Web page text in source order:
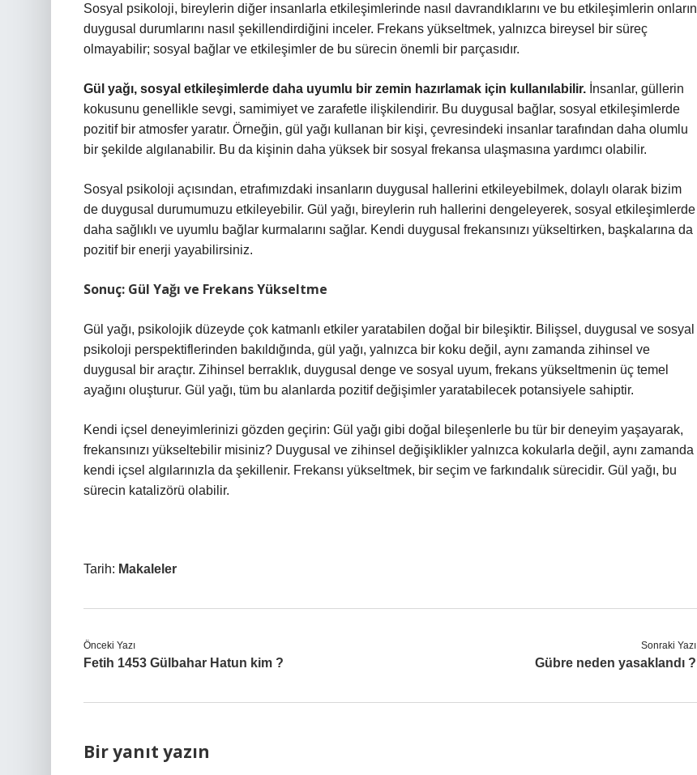
Sosyal psikoloji, bireylerin diğer insanlarla etkileşimlerinde nasıl davrandıklarını ve bu etkileşimlerin onların
duygusal durumlarını nasıl şekillendirdiğini inceler. Frekans yükseltmek, yalnızca bireysel bir süreç
olmayabilir; sosyal bağlar ve etkileşimler de bu sürecin önemli bir parçasıdır.
Gül yağı, sosyal etkileşimlerde daha uyumlu bir zemin hazırlamak için kullanılabilir. İnsanlar, güllerin
kokusunu genellikle sevgi, samimiyet ve zarafetle ilişkilendirir. Bu duygusal bağlar, sosyal etkileşimlerde
pozitif bir atmosfer yaratır. Örneğin, gül yağı kullanan bir kişi, çevresindeki insanlar tarafından daha olumlu
bir şekilde algılanabilir. Bu da kişinin daha yüksek bir sosyal frekansa ulaşmasına yardımcı olabilir.
Sosyal psikoloji açısından, etrafımızdaki insanların duygusal hallerini etkileyebilmek, dolaylı olarak bizim
de duygusal durumumuzu etkileyebilir. Gül yağı, bireylerin ruh hallerini dengeleyerek, sosyal etkileşimlerde
daha sağlıklı ve uyumlu bağlar kurmalarını sağlar. Kendi duygusal frekansınızı yükseltirken, başkalarına da
pozitif bir enerji yayabilirsiniz.
Sonuç: Gül Yağı ve Frekans Yükseltme
Gül yağı, psikolojik düzeyde çok katmanlı etkiler yaratabilen doğal bir bileşiktir. Bilişsel, duygusal ve sosyal
psikoloji perspektiflerinden bakıldığında, gül yağı, yalnızca bir koku değil, aynı zamanda zihinsel ve
duygusal bir araçtır. Zihinsel berraklık, duygusal denge ve sosyal uyum, frekans yükseltmenin üç temel
ayağını oluşturur. Gül yağı, tüm bu alanlarda pozitif değişimler yaratabilecek potansiyele sahiptir.
Kendi içsel deneyimlerinizi gözden geçirin: Gül yağı gibi doğal bileşenlerle bu tür bir deneyim yaşayarak,
frekansınızı yükseltebilir misiniz? Duygusal ve zihinsel değişiklikler yalnızca kokularla değil, aynı zamanda
kendi içsel algılarınızla da şekillenir. Frekansı yükseltmek, bir seçim ve farkındalık sürecidir. Gül yağı, bu
sürecin katalizörü olabilir.
Tarih: Makaleler
Önceki Yazı
Fetih 1453 Gülbahar Hatun kim ?
Sonraki Yazı
Gübre neden yasaklandı ?
Bir yanıt yazın